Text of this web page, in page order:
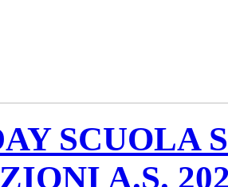
SCUOLA
A.S.